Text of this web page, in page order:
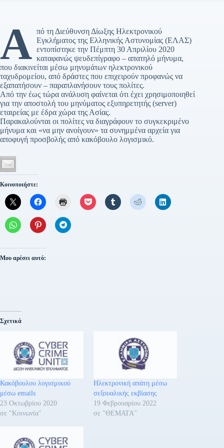
Α πό τη Διεύθυνση Δίωξης Ηλεκτρονικού
Εγκλήματος της Ελληνικής Αστυνομίας (ΕΛΑΣ)
εντοπίστηκε την Πέμπτη 30 Απριλίου 2020
καταφανώς ψευδεπίγραφο – απατηλό μήνυμα,
που διακινείται μέσω μηνυμάτων ηλεκτρονικού
ταχυδρομείου, από δράστες που επιχειρούν προφανώς να
εξαπατήσουν – παραπλανήσουν τους πολίτες.
Από την έως τώρα ανάλυση φαίνεται ότι έχει χρησιμοποιηθεί
για την αποστολή του μηνύματος εξυπηρετητής (server)
εταιρείας με έδρα χώρα της Ασίας.
Παρακαλούνται οι πολίτες να διαγράφουν το συγκεκριμένο
μήνυμα και «να μην ανοίγουν» τα συνημμένα αρχεία για
αποφυγή προσβολής από κακόβουλο λογισμικό.
Κοινοποιήστε:
Μου αρέσει αυτό:
Σχετικά
Κακόβουλου λογισμικού
μέσω emails
23 Οκτωβρίου 2020
σε "Κοινωνία"
Ηλεκτρονική απάτη μέσω
σεξουαλικής εκβίασης
19 Φεβρουαρίου 2022
σε "ΘΕΜΑΤΑ"